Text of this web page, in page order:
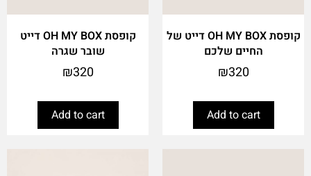
קופסת OH MY BOX דייט של
החיים שלכם
₪320
Add to cart
קופסת OH MY BOX דייט
שובר שגרה
₪320
Add to cart